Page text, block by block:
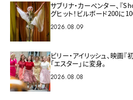
サブリナ・カーペンター、『
グヒット！ビルボード200に
2026.08.09
ビリー・アイリッシュ、映画
「エスター」に変身。
2026.08.08